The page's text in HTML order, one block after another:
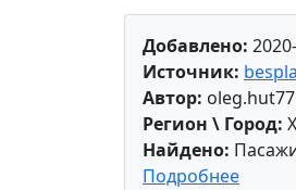
Добавлено:
Источник:
Автор: oleg.hut77
Регион \ Город:
Найдено:
Подробнее